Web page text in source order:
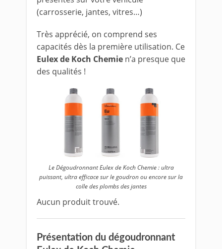
(carrosserie, jantes, vitres…)
Très apprécié, on comprend ses
capacités dès la première utilisation. Ce
Eulex de Koch Chemie n’a presque que
des qualités !
Le Dégoudronnant Eulex de Koch Chemie : ultra
puissant, ultra efficace sur le goudron ou encore sur la
colle des plombs des jantes
Aucun produit trouvé.
Présentation du dégoudronnant